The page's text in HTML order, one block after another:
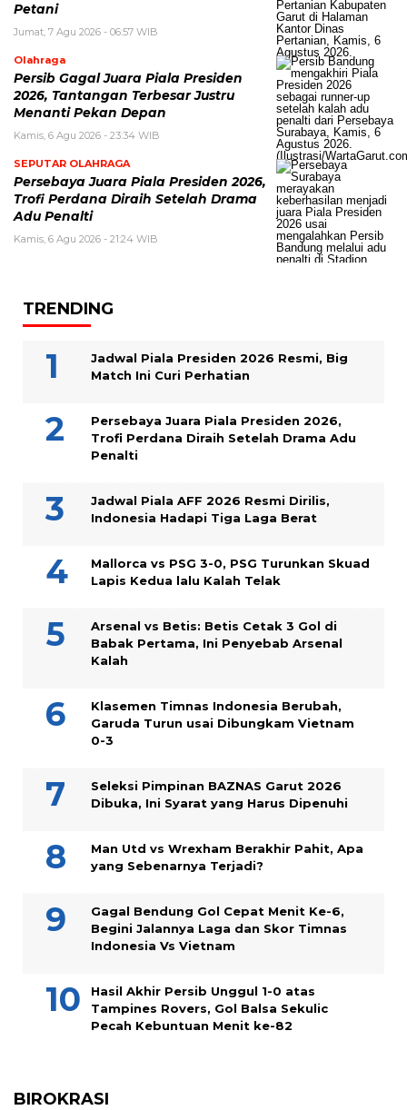
Petani
Jumat, 7 Agu 2026 - 06:57 WIB
Olahraga
Persib Gagal Juara Piala Presiden
2026, Tantangan Terbesar Justru
Menanti Pekan Depan
Kamis, 6 Agu 2026 - 23:34 WIB
SEPUTAR OLAHRAGA
Persebaya Juara Piala Presiden 2026,
Trofi Perdana Diraih Setelah Drama
Adu Penalti
Kamis, 6 Agu 2026 - 21:24 WIB
TRENDING
Jadwal Piala Presiden 2026 Resmi, Big
Match Ini Curi Perhatian
Persebaya Juara Piala Presiden 2026,
Trofi Perdana Diraih Setelah Drama Adu
Penalti
Jadwal Piala AFF 2026 Resmi Dirilis,
Indonesia Hadapi Tiga Laga Berat
Mallorca vs PSG 3-0, PSG Turunkan Skuad
Lapis Kedua lalu Kalah Telak
Arsenal vs Betis: Betis Cetak 3 Gol di
Babak Pertama, Ini Penyebab Arsenal
Kalah
Klasemen Timnas Indonesia Berubah,
Garuda Turun usai Dibungkam Vietnam
0-3
Seleksi Pimpinan BAZNAS Garut 2026
Dibuka, Ini Syarat yang Harus Dipenuhi
Man Utd vs Wrexham Berakhir Pahit, Apa
yang Sebenarnya Terjadi?
Gagal Bendung Gol Cepat Menit Ke-6,
Begini Jalannya Laga dan Skor Timnas
Indonesia Vs Vietnam
Hasil Akhir Persib Unggul 1-0 atas
Tampines Rovers, Gol Balsa Sekulic
Pecah Kebuntuan Menit ke-82
BIROKRASI